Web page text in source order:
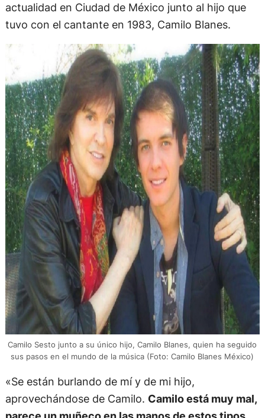
actualidad en Ciudad de México junto al hijo que
tuvo con el cantante en 1983, Camilo Blanes.
Camilo Sesto junto a su único hijo, Camilo Blanes, quien ha seguido
sus pasos en el mundo de la música (Foto: Camilo Blanes México)
«Se están burlando de mí y de mi hijo,
aprovechándose de Camilo. Camilo está muy mal,